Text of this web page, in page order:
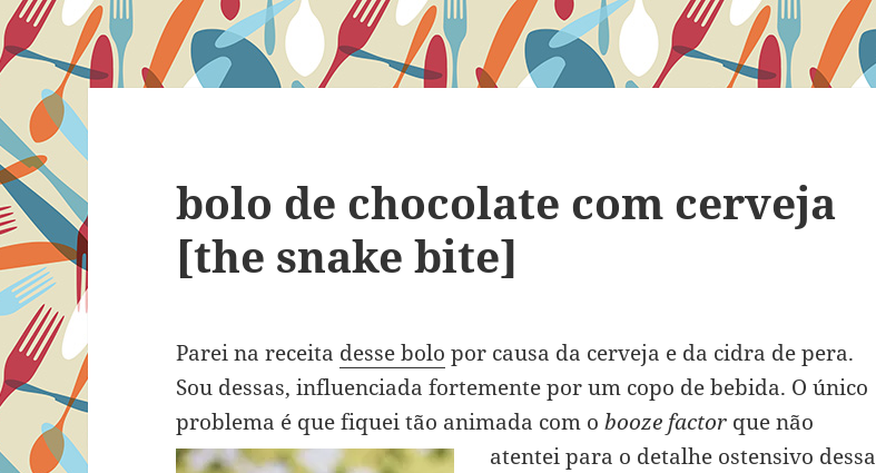
bolo de chocolate com cerveja
[the snake bite]
Parei na receita desse bolo por causa da cerveja e da cidra de pera.
Sou dessas, influenciada fortemente por um copo de bebida. O único
problema é que fiquei tão animada com obooze factor que não
atentei para o detalhe ostensivo dessa